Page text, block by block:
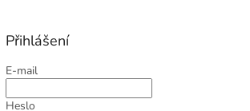
Přihlášení
E-mail
Heslo